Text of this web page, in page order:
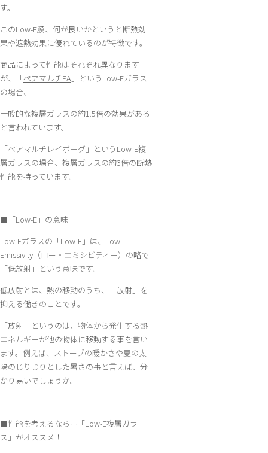
す。
このLow-E膜、何が良いかというと断熱効
果や遮熱効果に優れているのが特徴です。
商品によって性能はそれぞれ異なります
が、「ペアマルチEA 」というLow-Eガラス
の場合、
一般的な複層ガラスの約1.5倍の効果がある
と言われています。
「ペアマルチレイボーグ」というLow-E複
層ガラスの場合、複層ガラスの約3倍の断熱
性能を持っています。
■「Low-E」の意味
Low-Eガラスの「Low-E」は、Low
Emissivity（ロー・エミシビティー）の略で
「低放射」という意味です。
低放射とは、熱の移動のうち、「放射」を
抑える働きのことです。
「放射」というのは、物体から発生する熱
エネルギーが他の物体に移動する事を言い
ます。例えば、ストーブの暖かさや夏の太
陽のじりじりとした暑さの事と言えば、分
かり易いでしょうか。
■性能を考えるなら…「Low-E複層ガラ
ス」がオススメ！